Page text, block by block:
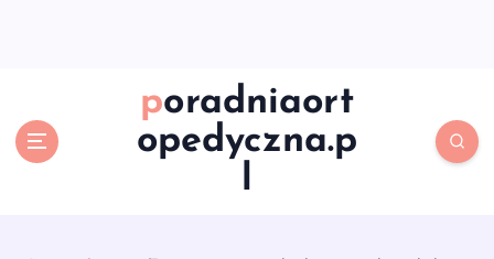
poradniaort
opedyczna.p
l